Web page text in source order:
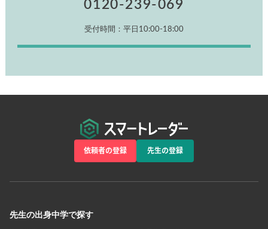
0120-239-069
受付時間：平日10:00-18:00
依頼者の登録 先生の登録
先生の出身中学で探す